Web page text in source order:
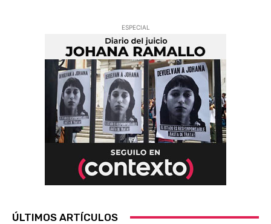
ESPECIAL
ÚLTIMOS ARTÍCULOS